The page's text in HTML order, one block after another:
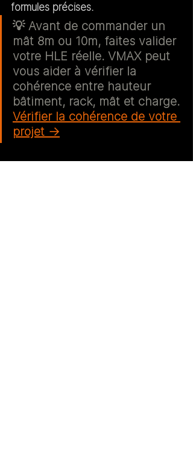
formules précises.
💡 Avant de commander un
mât 8m ou 10m, faites valider
votre HLE réelle. VMAX peut
vous aider à vérifier la
cohérence entre hauteur
bâtiment, rack, mât et charge.
Vérifier la cohérence de votre
projet →